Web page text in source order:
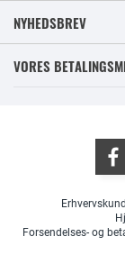
NYHEDSBREV
VORES
Forsendelses- og